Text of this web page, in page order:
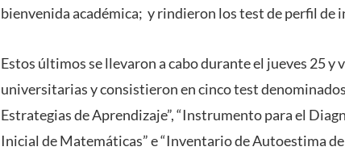
bienvenida académica; y rindieron los test de perfil de
Estos últimos se llevaron a cabo durante el jueves 25 y
universitarias y consistieron en cinco test
Estrategias de Aprendizaje”, “Instrumento para el
Inicial de Matemáticas” e “Inventario de Autoestima